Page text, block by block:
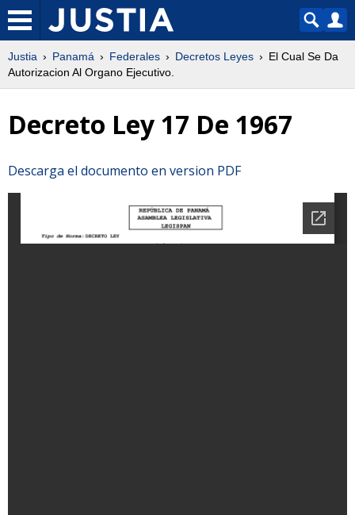
Justia Panamá Federales Decretos Leyes
El Cual Se Da
Autorizacion Al Organo Ejecutivo.
Decreto Ley 17 De 1967
Descarga el documento en version PDF